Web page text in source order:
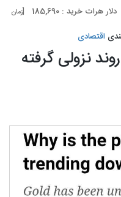
خرید : 185,690 [زمان 21:58]
خرید : 187,100
اقتصادی
نزولی گرفته